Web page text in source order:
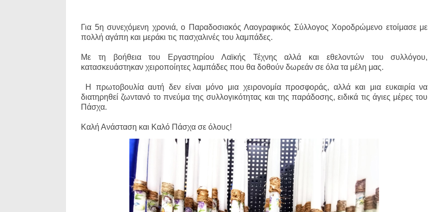
Για 5η συνεχόμενη χρονιά, ο Παραδοσιακός Λαογραφικός Σύλλογος Χοροδρώμενο ετοίμασε με
πολλή αγάπη και μεράκι τις πασχαλινές του λαμπάδες.
Με τη βοήθεια του Εργαστηρίου Λαϊκής Τέχνης αλλά και εθελοντών του συλλόγου,
κατασκευάστηκαν χειροποίητες λαμπάδες που θα δοθούν δωρεάν σε όλα τα μέλη μας.
Η πρωτοβουλία αυτή δεν είναι μόνο μια χειρονομία προσφοράς, αλλά και μια ευκαιρία να
διατηρηθεί ζωντανό το πνεύμα της συλλογικότητας και της παράδοσης, ειδικά τις άγιες μέρες του
Πάσχα.
Καλή Ανάσταση και Καλό Πάσχα σε όλους!